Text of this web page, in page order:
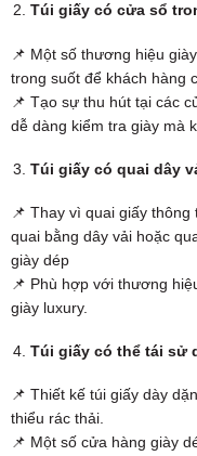
Túi giấy có cửa sổ
📌 Một số thương hiệu
trong suốt để khách hàng
📌 Tạo sự thu hút tại các
dễ dàng kiểm tra giày mà
Túi giấy có quai dây
📌 Thay vì quai giấy
quai bằng dây vải hoặc
giày dép
📌 Phù hợp với thương
giày luxury.
Túi giấy có thể tái sử
📌 Thiết kế túi giấy dày
thiểu rác thải.
📌 Một số cửa hàng giày